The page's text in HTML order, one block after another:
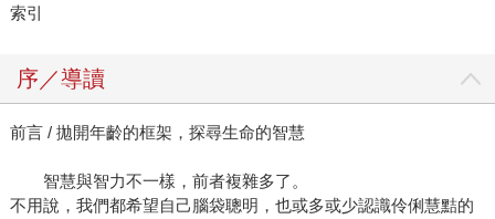
索引
序／導讀
前言 / 拋開年齡的框架，探尋生命的智慧
智慧與智力不一樣，前者複雜多了。
不用說，我們都希望自己腦袋聰明，也或多或少認識伶俐慧黠的